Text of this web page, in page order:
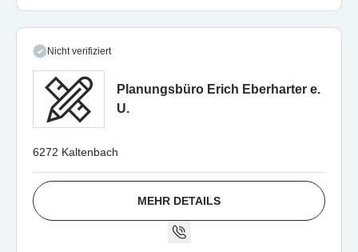
Nicht verifiziert
Planungsbüro Erich Eberharter e.
U.
6272 Kaltenbach
MEHR DETAILS